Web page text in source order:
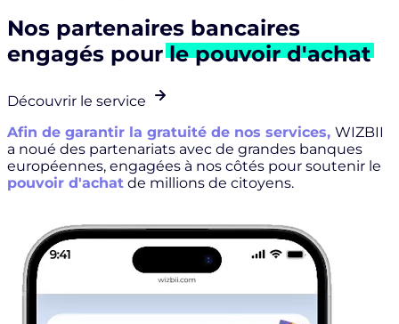
Nos partenaires bancaires
engagés pourle pouvoir d'achat
Découvrir le service
Afin de garantir la gratuité de nos services, WIZBII
a noué des partenariats avec de grandes banques
européennes, engagées à nos côtés pour soutenir le
pouvoir d'achat de millions de citoyens.